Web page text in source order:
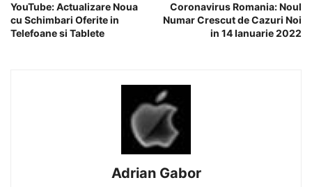
YouTube: Actualizare Noua
cu Schimbari Oferite in
Telefoane si Tablete
Coronavirus Romania: Noul
Numar Crescut de Cazuri Noi
in 14 Ianuarie 2022
Adrian Gabor